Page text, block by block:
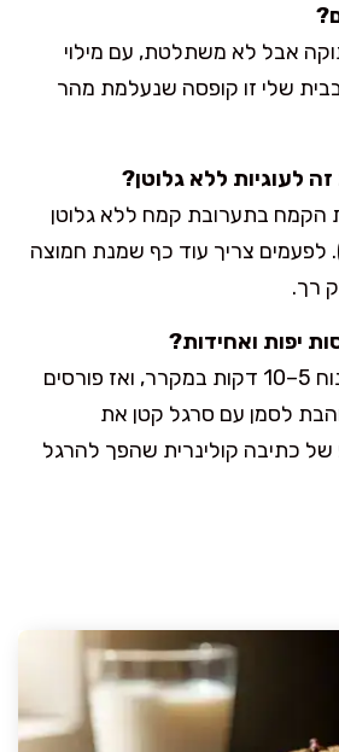
אבל לא משתלטת, עם מילוי
שלי זו קופסה שנעלמת מהר
לעוגיות ללא גלוטן?
בתערובת קמח ללא גלוטן
(ביחס 1:1). לפעמים צריך עוד כף שמנת חמוצה
רך.
יפות ואחידות?
נותנים לרולדה לנוח 5–10 דקות במקרר, ואז פורסים
לסמן עם סרגל קטן את
של כתיבה קולינרית שהפך להרגל